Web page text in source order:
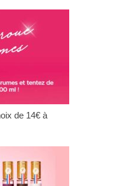
de 14€ à